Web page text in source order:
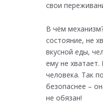
свои
В чём
состояние, не
вкусной еды,
ему не
человека. Так
безопаснее –
не обязан!